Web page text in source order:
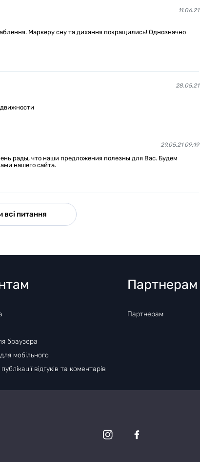
11.06.21
Маркеру сну та дихання покращились! Однозначно
28.05.21
29.05.21 09:19
рады, что наши предложения полезны для Вас. Будем
нашего сайта.
всі питання
браузера
мобільного
відгуків та коментарів
Партнерам
Партнерам